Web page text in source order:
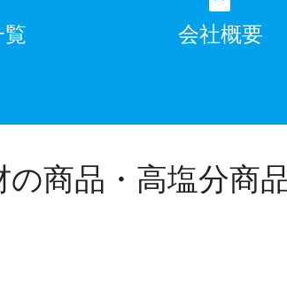
覧 会社概要
商品・高塩分商